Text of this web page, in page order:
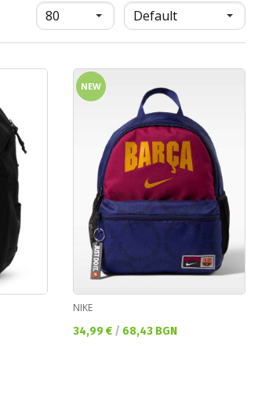
NEW
NIKE
Текуща цена:
34,99 € / 68,43 BGN